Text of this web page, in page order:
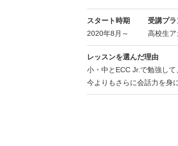
スタート時期
2020年8月～
受講プラ
高校生ア
レッスンを選んだ理由
小・中とECC Jr.で勉強して
今よりもさらに会話力を身